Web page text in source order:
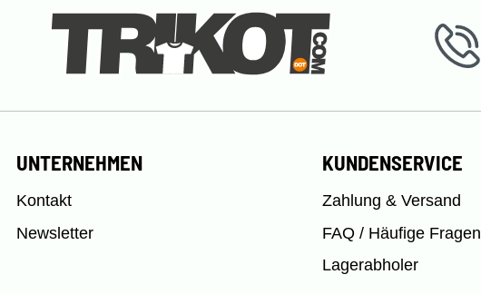
UNTERNEHMEN
Kontakt
Newsletter
KUNDENSERVICE
Zahlung & Versand
FAQ / Häufige Fragen
Lagerabholer